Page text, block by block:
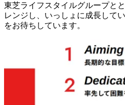
東芝ライフスタイルグループと
レンジし、いっしょに成長して
をお待ちしています。